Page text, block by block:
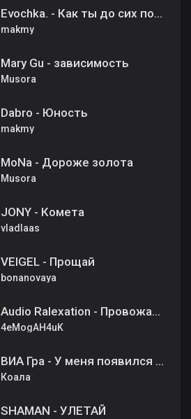
Evochka. - Как ты до сих пор меня не понял
makmy
Mary Gu - зависимость
Musora
Dabro - Юность
makmy
MoNa - Дороже золота
Musora
JONY - Комета
vladlaas
VEIGEL - Прощай
bonanovaya
Audio Ralexation - Провожал ты меня из тенистого сада (AI cover)
4eMogAH4uK
ВИА Гра - У меня появился другой
Коала
SHAMAN - УЛЕТАЙ